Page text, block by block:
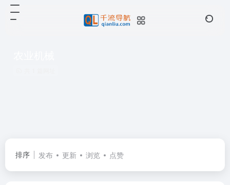
排序 发布 更新 浏览 点赞